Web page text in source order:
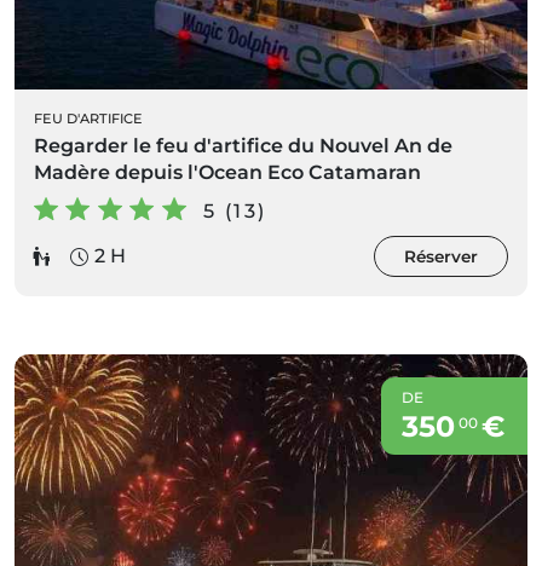
FEU D'ARTIFICE
Regarder le feu d'artifice du Nouvel An de
Madère depuis l'Ocean Eco Catamaran
5 (13)
2 H
Réserver
DE
350 00€